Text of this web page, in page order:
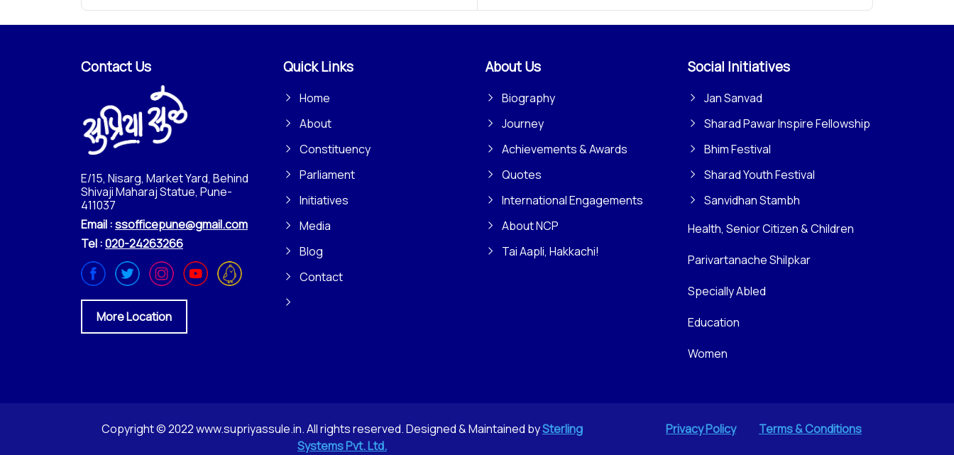
Contact Us
E/15, Nisarg, Market Yard, Behind
Shivaji Maharaj Statue, Pune-
411037
Email :ssofficepune@gmail.com
Tel :020-24263266
More Location
Quick Links
Home
About
Constituency
Parliament
Initiatives
Media
Blog
Contact
About Us
Biography
Journey
Achievements & Awards
Quotes
International Engagements
About NCP
Tai Aapli, Hakkachi!
Social Initiatives
Jan Sanvad
Sharad Pawar Inspire Fellowship
Bhim Festival
Sharad Youth Festival
Sanvidhan Stambh
Health, Senior Citizen & Children
Parivartanache Shilpkar
Specially Abled
Education
Women
Copyright © 2022 www.supriyassule.in. All rights reserved. Designed & Maintained bySterling
Systems Pvt. Ltd.
Privacy Policy Terms & Conditions